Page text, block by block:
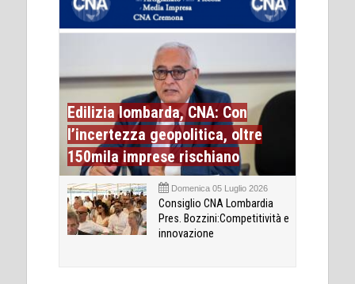
Edilizia lombarda, CNA: Con
l’incertezza geopolitica, oltre
150mila imprese rischiano
Domenica 05 Luglio 2026
Consiglio CNA Lombardia
Pres. Bozzini:Competitività e
innovazione